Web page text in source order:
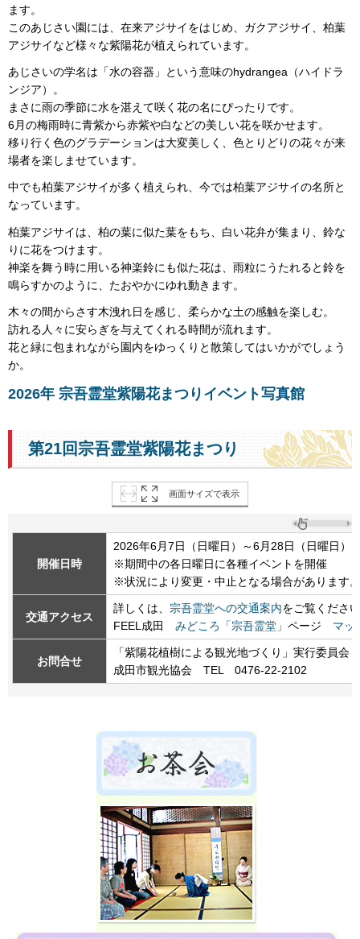
ます。
このあじさい園には、在来アジサイをはじめ、ガクアジサイ、柏葉
アジサイなど様々な紫陽花が植えられています。
あじさいの学名は「水の容器」という意味のhydrangea（ハイドラ
ンジア）。
まさに雨の季節に水を湛えて咲く花の名にぴったりです。
6月の梅雨時に青紫から赤紫や白などの美しい花を咲かせます。
移り行く色のグラデーションは大変美しく、色とりどりの花々が来
場者を楽しませています。
中でも柏葉アジサイが多く植えられ、今では柏葉アジサイの名所と
なっています。
柏葉アジサイは、柏の葉に似た葉をもち、白い花弁が集まり、鈴な
りに花をつけます。
神楽を舞う時に用いる神楽鈴にも似た花は、雨粒にうたれると鈴を
鳴らすかのように、たおやかにゆれ動きます。
木々の間からさす木洩れ日を感じ、柔らかな土の感触を楽しむ。
訪れる人々に安らぎを与えてくれる時間が流れます。
花と緑に包まれながら園内をゆっくりと散策してはいかがでしょう
か。
2026年 宗吾霊堂紫陽花まつりイベント写真館
第21回宗吾霊堂紫陽花まつり
画面サイズで表示
開催日時
2026年6月7日（日曜日）～6月28日（日曜日
※期間中の各日曜日に各種イベントを開催
※状況により変更・中止となる場合があります。
交通アクセス
詳しくは、 宗吾霊堂への交通案内をご覧くださ
FEEL成田 みどころ「宗吾霊堂」 ページ マッ
お問合せ
「紫陽花植樹による観光地づくり」実行委員
成田市観光協会 TEL 0476-22-2102